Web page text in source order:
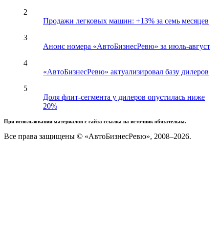
2
Продажи легковых машин: +13% за семь месяцев
3
Анонс номера «АвтоБизнесРевю» за июль-август
4
«АвтоБизнесРевю» актуализировал базу дилеров
5
Доля флит-сегмента у дилеров опустилась ниже
20%
При использовании материалов с сайта ссылка на источник обязательна.
Все права защищены © «АвтоБизнесРевю», 2008–2026.